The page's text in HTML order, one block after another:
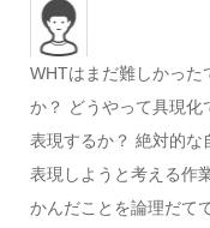
WHTはまだ難しかった
か？ どうやって具現化
表現するか？ 絶対的な
表現しようと考える作
かんだことを論理だて